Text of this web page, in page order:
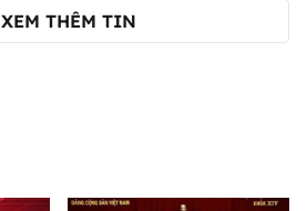
XEM THÊM TIN